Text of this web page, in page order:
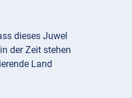
dieses Juwel
der Zeit stehen
Land